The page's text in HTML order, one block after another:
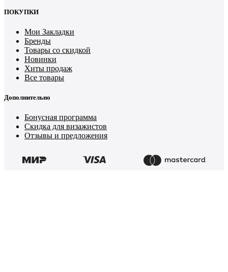
ПОКУПКИ
Мои Закладки
Бренды
Товары со скидкой
Новинки
Хиты продаж
Все товары
Дополнительно
Бонусная программа
Скидка для визажистов
Отзывы и предложения